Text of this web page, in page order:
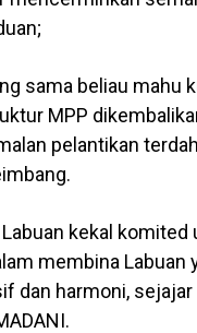
sama beliau mahu
MPP
pelantikan
Labuan kekal
membina Labuan
dan harmoni, sejajar